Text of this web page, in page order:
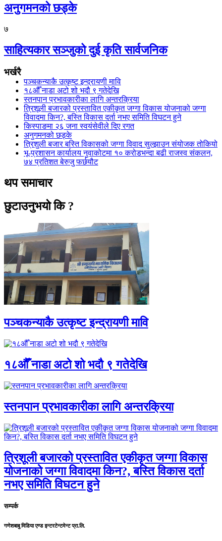
अनुगमनको छड्के
७
साहित्यकार सञ्जुको दुई कृति सार्वजनिक
भर्खरै
पञ्चकन्याकै उत्कृष्ट इन्द्रायणी मावि
१८औँ नाडा अटो शो भदौ ९ गतेदेखि
स्तनपान प्रभावकारीका लागि अन्तरक्रिया
त्रिशूली बजारको प्रस्तावित एकीकृत जग्गा विकास योजनाको जग्गा
विवादमा किन?, बस्ति विकास दर्ता नभए समिति विघटन हुने
किस्पाङमा २६ जना स्वयंसेवीले दिए रगत
अनुगमनको छड्के
त्रिशुली बजार बस्ति विकासको जग्गा विवाद सुल्झाउन संयोजक तोकियो
भू-प्रशासन कार्यालय नुवाकोटमा १० करोडभन्दा बढी राजस्व संकलन,
७४ प्रतिशत बेरुजु फर्छयौट
थप समाचार
छुटाउनुभयो कि ?
पञ्चकन्याकै उत्कृष्ट इन्द्रायणी मावि
१८औँ नाडा अटो शो भदौ ९ गतेदेखि
स्तनपान प्रभावकारीका लागि अन्तरक्रिया
त्रिशूली बजारको प्रस्तावित एकीकृत जग्गा विकास
योजनाको जग्गा विवादमा किन?, बस्ति विकास दर्ता
नभए समिति विघटन हुने
सम्पर्क
गणेशबाबु मिडिया एण्ड इन्टरटेन्टमेन्ट प्रा.लि.